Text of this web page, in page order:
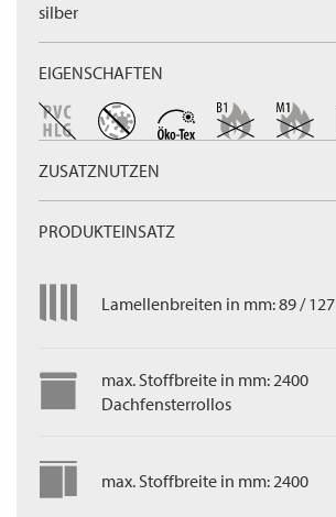
silber
EIGENSCHAFTEN
ZUSATZNUTZEN
PRODUKTEINSATZ
Lamellenbreiten in mm: 89 / 127
max. Stoffbreite in mm: 2400
Dachfensterrollos
max. Stoffbreite in mm: 2400